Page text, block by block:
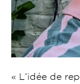
« L’idée de